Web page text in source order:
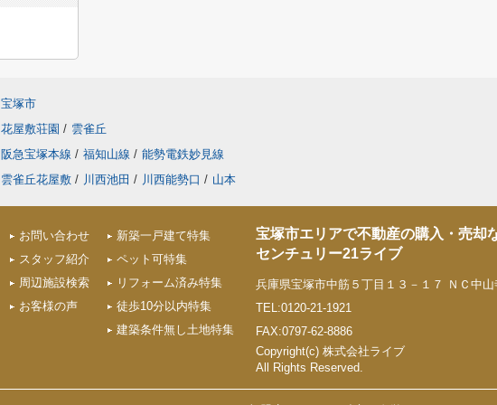
宝塚市
花屋敷荘園 / 雲雀丘
阪急宝塚本線 / 福知山線 / 能勢電鉄妙見線
雲雀丘花屋敷 / 川西池田 / 川西能勢口 / 山本
お問い合わせ
スタッフ紹介
周辺施設検索
お客様の声
新築一戸建て特集
ペット可特集
リフォーム済み特集
徒歩10分以内特集
建築条件無し土地特集
宝塚市エリアで不動産の購入・売却
センチュリー21ライブ
兵庫県宝塚市中筋５丁目１３－１７ ＮＣ中山
TEL:0120-21-1921
FAX:0797-62-8886
Copyright(c) 株式会社ライブ
All Rights Reserved.